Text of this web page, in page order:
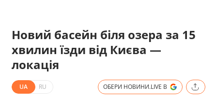
Новий басейн біля озера за 15
хвилин їзди від Києва —
локація
UA RU ОБЕРИ НОВИНИ.LIVE В